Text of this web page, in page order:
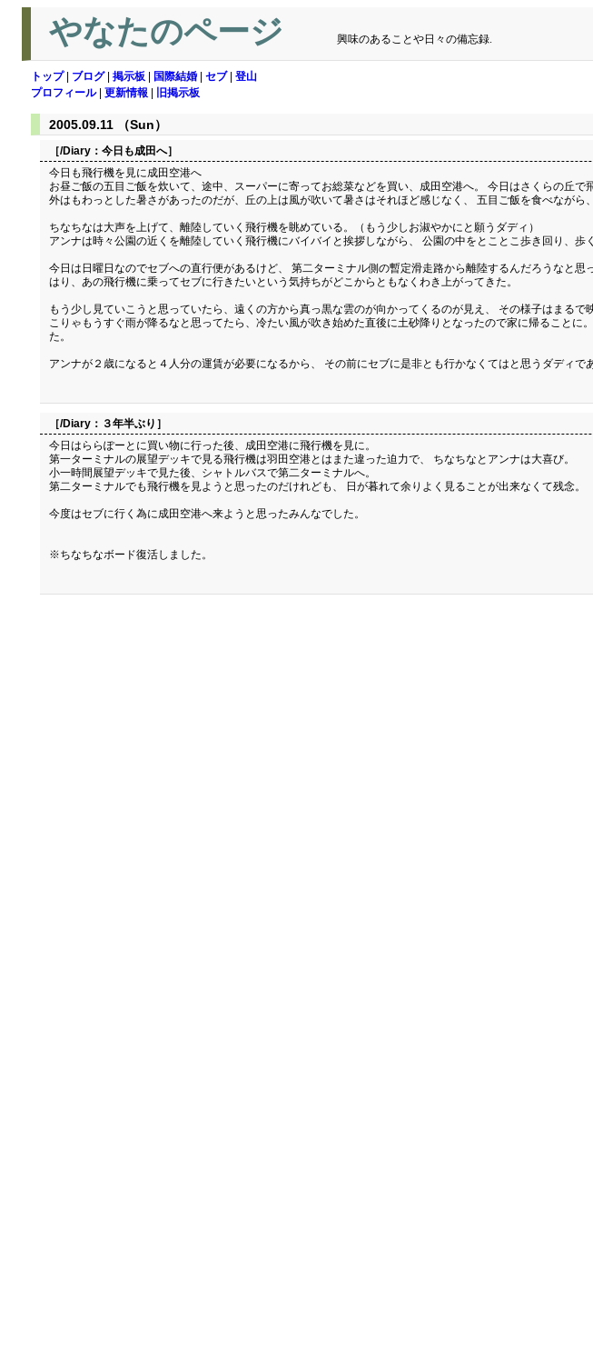
やなたのページ 興味のあることや日々の備忘録.
トップ| ブログ| 掲示板 国際結婚 セブ| 登山
プロフィール| 更新情報 旧掲示板
2005.09.11 （Sun）
［/Diary： 今日も成田へ］
今日も飛行機を見に成田空港へ
お昼ご飯の五目ご飯を炊いて、途中、スーパーに寄ってお総菜などを買い、成田空港へ。 今日はさくらの丘で
外はもわっとした暑さがあったのだが、丘の上は風が吹いて暑さはそれほど感じなく、 五目ご飯を食べながら
ちなちなは大声を上げて、離陸していく飛行機を眺めている。（もう少しお淑やかにと願うダディ）
アンナは時々公園の近くを離陸していく飛行機にバイバイと挨拶しながら、 公園の中をとことこ歩き回り、歩
今日は日曜日なのでセブへの直行便があるけど、 第二ターミナル側の暫定滑走路から離陸するんだろうなと
はり、あの飛行機に乗ってセブに行きたいという気持ちがどこからともなくわき上がってきた。
もう少し見ていこうと思っていたら、遠くの方から真っ黒な雲のが向かってくるのが見え、 その様子はまるで
こりゃもうすぐ雨が降るなと思ってたら、冷たい風が吹き始めた直後に土砂降りとなったので家に帰ることに
た。
アンナが２歳になると４人分の運賃が必要になるから、 その前にセブに是非とも行かなくてはと思うダディで
［/Diary： ３年半ぶり ］
今日はららぽーとに買い物に行った後、成田空港に飛行機を見に。
第一ターミナルの展望デッキで見る飛行機は羽田空港とはまた違った迫力で、 ちなちなとアンナは大喜び。
小一時間展望デッキで見た後、シャトルバスで第二ターミナルへ。
第二ターミナルでも飛行機を見ようと思ったのだけれども、 日が暮れて余りよく見ることが出来なくて残念。
今度はセブに行く為に成田空港へ来ようと思ったみんなでした。
※ちなちなボード復活しました。